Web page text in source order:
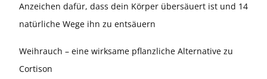
Anzeichen dafür, dass dein Körper übersäuert ist und 14
natürliche Wege ihn zu entsäuern
Weihrauch – eine wirksame pflanzliche Alternative zu
Cortison